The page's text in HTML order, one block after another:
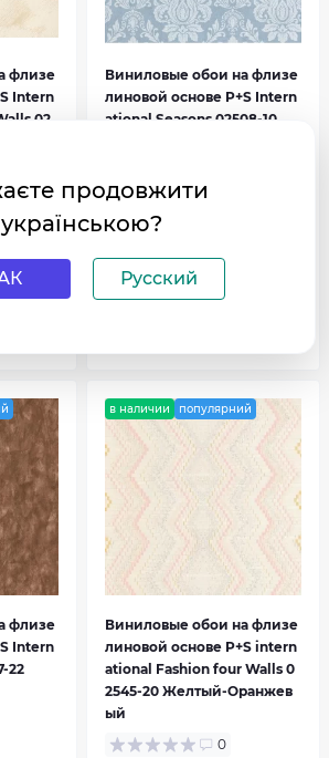
Happy Kids
Lacantara IV
флизе
Intern
02
Виниловые обои на флизе
линовой основе P+S Intern
ational Seasons 02508-10
541 грн
флизе
Intern
22
в наличии популярний
Виниловые обои на флизе
линовой основе P+S intern
ational Fashion four Walls 0
2545-20 Желтый-Оранжев
ый
0
продовжити
українською?
Русский